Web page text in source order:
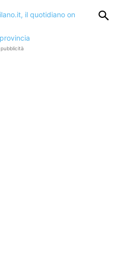
pubblicità